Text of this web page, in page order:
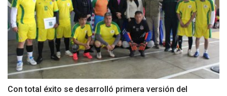
Con total éxito se desarrolló primera versión del